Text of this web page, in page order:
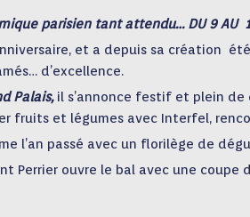
parisien tant attendu… DU 9 AU
et a depuis sa création
d’excellence.
Palais,il s’annonce festif et plein de
fruits et légumes avec Interfel,
l’an passé avec un florilège de
Perrier ouvre le bal avec une coupe